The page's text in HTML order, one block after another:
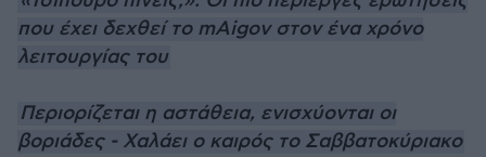
που έχει δεχθεί το mAigov στον ένα χρόνο
λειτουργίας του
Περιορίζεται η αστάθεια, ενισχύονται οι
βοριάδες - Χαλάει ο καιρός το Σαββατοκύριακο